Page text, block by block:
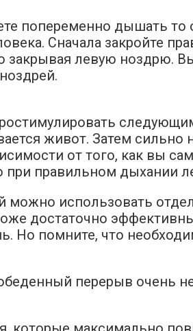
попеременно дышать то
Сначала закройте
левую ноздрю.
живот. Затем
от того, как вы
при правильном дыхании
можно использовать
достаточно
Но помните, что
перерыв очень